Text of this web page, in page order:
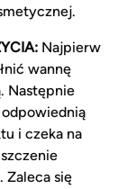
Najpierw
wannę
Następnie
i czeka na
Zaleca się